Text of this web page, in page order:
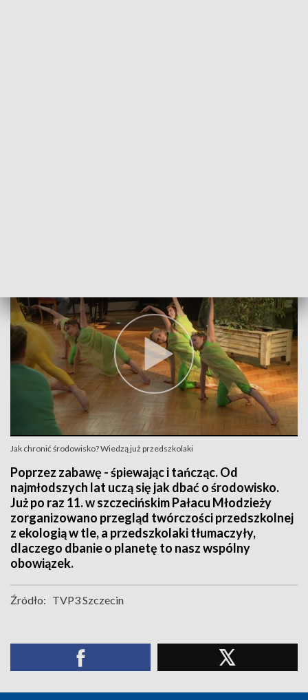
Jak chronić środowisko? Wiedzą już przedszkolaki
Poprzez zabawę - śpiewając i tańcząc. Od
najmłodszych lat uczą się jak dbać o środowisko.
Już po raz 11. w szczecińskim Pałacu Młodzieży
zorganizowano przegląd twórczości przedszkolnej
z ekologią w tle, a przedszkolaki tłumaczyły,
dlaczego dbanie o planetę to nasz wspólny
obowiązek.
Źródło: TVP3 Szczecin